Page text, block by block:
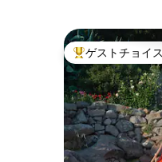
大好評のゲスト
ゲストチョイス